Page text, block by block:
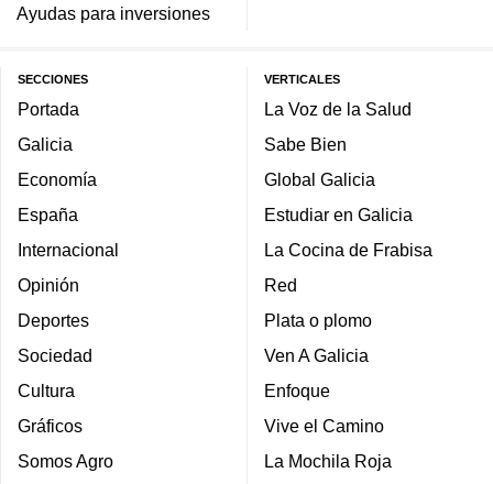
Ayudas para inversiones
SECCIONES
Portada
Galicia
Economía
España
Internacional
Opinión
Deportes
Sociedad
Cultura
Gráficos
Somos Agro
VERTICALES
La Voz de la Salud
Sabe Bien
Global Galicia
Estudiar en Galicia
La Cocina de Frabisa
Red
Plata o plomo
Ven A Galicia
Enfoque
Vive el Camino
La Mochila Roja